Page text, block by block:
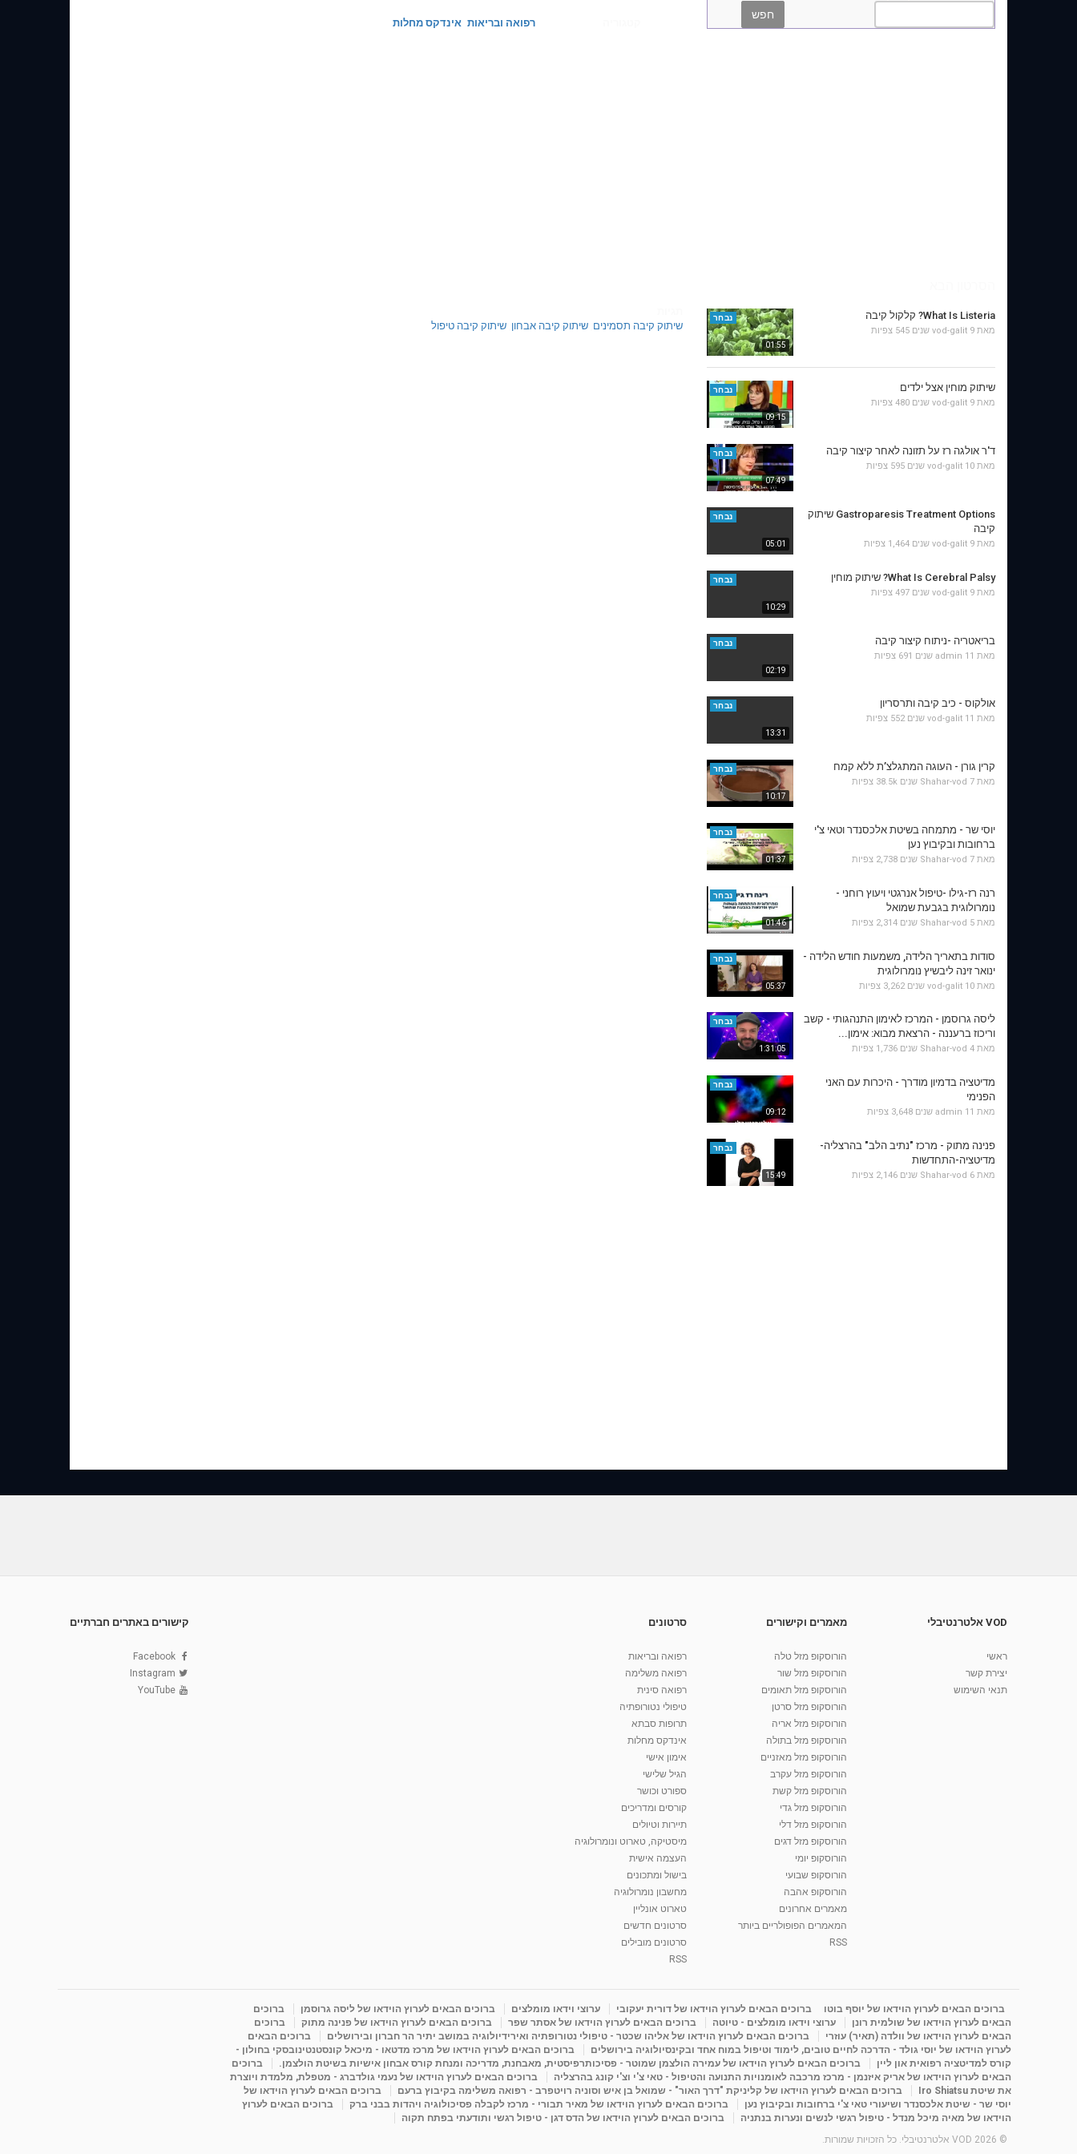
רפואה ובריאות אינדקס מחלות
שיתוק קיבה תסמינים שיתוק קיבה אבחון שיתוק קיבה טיפול
01:55
נבחר What Is Listeria? קלקול קיבה
מאת vod-galit 9 שנים 545 צפיות
09:15
נבחר שיתוק מוחין אצל ילדים
מאת vod-galit 9 שנים 480 צפיות
07:49
נבחר ד'ר אולגה רז על תזונה לאחר קיצור קיבה
מאת vod-galit 10 שנים 595 צפיות
05:01
נבחר
Gastroparesis Treatment Options שיתוק
קיבה
מאת vod-galit 9 שנים 1,464 צפיות
10:29
נבחר What Is Cerebral Palsy? שיתוק מוחין
מאת vod-galit 9 שנים 497 צפיות
02:19
נבחר בריאטריה -ניתוח קיצור קיבה
מאת admin 11 שנים 691 צפיות
13:31
נבחר אולקוס - כיב קיבה ותרסריון
מאת vod-galit 11 שנים 552 צפיות
10:17
נבחר קרין גורן - העוגה המתגלצ’ת ללא קמח
מאת Shahar-vod 7 שנים 38.5k צפיות
01:37
נבחר
יוסי שר - מתמחה בשיטת אלכסנדר וטאי צ'י
ברחובות ובקיבוץ נען
מאת Shahar-vod 7 שנים 2,738 צפיות
01:46
נבחר
רנה רז-גילו -טיפול אנרגטי ויעוץ רוחני -
נומרולוגית בגבעת שמואל
מאת Shahar-vod 5 שנים 2,314 צפיות
05:37
נבחר
סודות בתאריך הלידה, משמעות חודש הלידה -
ינואר זינה ליבשיץ נומרולוגית
מאת vod-galit 10 שנים 3,262 צפיות
1:31:05
נבחר
ליסה גרוסמן - המרכז לאימון התנהגותי - קשב
וריכוז ברעננה - הרצאת מבוא: אימון...
מאת Shahar-vod 4 שנים 1,736 צפיות
09:12
נבחר
מדיטציה בדמיון מודרך - היכרות עם האני
הפנימי
מאת admin 11 שנים 3,648 צפיות
15:49
נבחר
פנינה מתוק - מרכז "נתיב הלב" בהרצליה-
מדיטציה-התחדשות
מאת Shahar-vod 6 שנים 2,146 צפיות
VOD אלטרנטיבלי
ראשי
יצירת קשר
תנאי השימוש
מאמרים וקישורים
הורוסקופ מזל טלה
הורוסקופ מזל שור
הורוסקופ מזל תאומים
הורוסקופ מזל סרטן
הורוסקופ מזל אריה
הורוסקופ מזל בתולה
הורוסקופ מזל מאזניים
הורוסקופ מזל עקרב
הורוסקופ מזל קשת
הורוסקופ מזל גדי
הורוסקופ מזל דלי
הורוסקופ מזל דגים
הורוסקופ יומי
הורוסקופ שבועי
הורוסקופ אהבה
מאמרים אחרונים
המאמרים הפופולריים ביותר
RSS
סרטונים
רפואה ובריאות
רפואה משלימה
רפואה סינית
טיפולי נטורופתיה
תרופות סבתא
אינדקס מחלות
אימון אישי
הגיל שלישי
ספורט וכושר
קורסים ומדריכים
תיירות וטיולים
מיסטיקה, טארוט ונומרולוגיה
העצמה אישית
בישול ומתכונים
מחשבון נומרולוגיה
טארוט אונליין
סרטונים חדשים
סרטונים מובילים
RSS
קישורים באתרים חברתיים
Facebook
Instagram
YouTube
ברוכים הבאים לערוץ הוידאו של יוסף בוטו ברוכים הבאים לערוץ הוידאו של דורית יעקובי ערוצי וידאו מומלצים ברוכים הבאים לערוץ הוידאו של ליסה גרוסמן
ברוכים
הבאים לערוץ הוידאו של שולמית רונן
ערוצי וידאו מומלצים - טיוטה ברוכים הבאים לערוץ הוידאו של אסתר שפר ברוכים הבאים לערוץ הוידאו של פנינה מתוק
ברוכים
הבאים לערוץ הוידאו של וולדה (תאיר) עוזרי
ברוכים הבאים לערוץ הוידאו של אליהו שכטר - טיפולי נטורופתיה ואירידיולוגיה במושב יתיר הר חברון ובירושלים
ברוכים הבאים
לערוץ הוידאו של יוסי גולד - הדרכה לחיים טובים, לימוד וטיפול במוח אחד ובקינסיולוגיה בירושלים
ברוכים הבאים לערוץ הוידאו של מרכז מדטאו - מיכאל קונסטנטינובסקי בחולון -
קורס למדיטציה רפואית און ליין
ברוכים הבאים לערוץ הוידאו של עמירה הולצמן שמוטר - פסיכותרפיסטית, מאבחנת, מדריכה ומנחת קורס אבחון אישיות בשיטת הולצמן.
ברוכים
הבאים לערוץ הוידאו של אריק איזנמן - מרכז מרכבה לאומנויות התנועה והטיפול - טאי צ'י וצ'י קונג בהרצליה
ברוכים הבאים לערוץ הוידאו של נעמי גולדברג - מטפלת, מלמדת ויוצרת
את שיטת Iro Shiatsu
ברוכים הבאים לערוץ הוידאו של קליניקת "דרך האור" - שמואל בן איש וסוניה רויטפרב - רפואה משלימה בקיבוץ ברעם
ברוכים הבאים לערוץ הוידאו של
יוסי שר - שיטת אלכסנדר ושיעורי טאי צ'י ברחובות ובקיבוץ נען
ברוכים הבאים לערוץ הוידאו של מאיר תבורי - מרכז לקבלה פסיכולוגיה ויהדות בבני ברק
ברוכים הבאים לערוץ
הוידאו של מאיה מיכל מנדל - טיפול רגשי לנשים ונערות בנתניה
ברוכים הבאים לערוץ הוידאו של הדס דגן - טיפול רגשי ותודעתי בפתח תקוה
© 2026 VOD אלטרנטיבלי. כל הזכויות שמורות.